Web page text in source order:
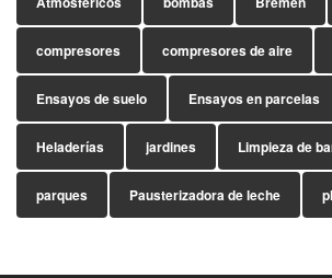
compresores compresores de aire
Ensayos de suelo Ensayos en parcelas
Heladerías jardines Limpieza de
parques Pausterizadora de leche